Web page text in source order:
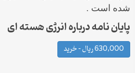
شده است .
پایان نامه درباره انرژی هسته ای
630,000 ریال – خرید